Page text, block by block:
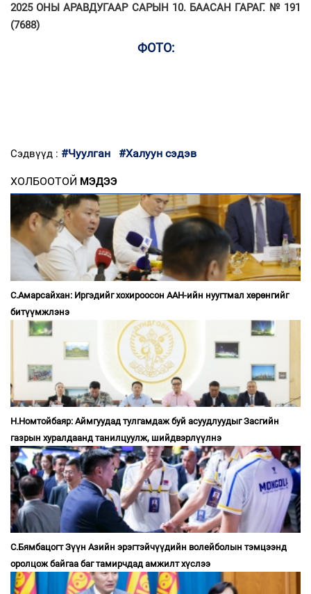
2025 ОНЫ АРАВДУГААР САРЫН 10. БААСАН ГАРАГ. № 191
(7688)
ФОТО:
Сэдвүүд : #Чуулган #Халуун сэдэв
ХОЛБООТОЙ МЭДЭЭ
С.Амарсайхан: Иргэдийг хохироосон ААН-ийн нуугтмал хөрөнгийг
битүүмжлэнэ
Н.Номтойбаяр: Аймгуудад тулгамдаж буй асуудлуудыг Засгийн
газрын хуралдаанд танилцуулж, шийдвэрлүүлнэ
С.Бямбацогт Зүүн Азийн эрэгтэйчүүдийн волейболын тэмцээнд
оролцож байгаа баг тамирчдад амжилт хүслээ